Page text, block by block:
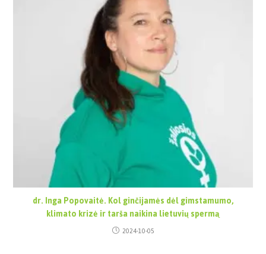
dr. Inga Popovaitė. Kol ginčijamės dėl gimstamumo,
klimato krizė ir tarša naikina lietuvių spermą
2024-10-05